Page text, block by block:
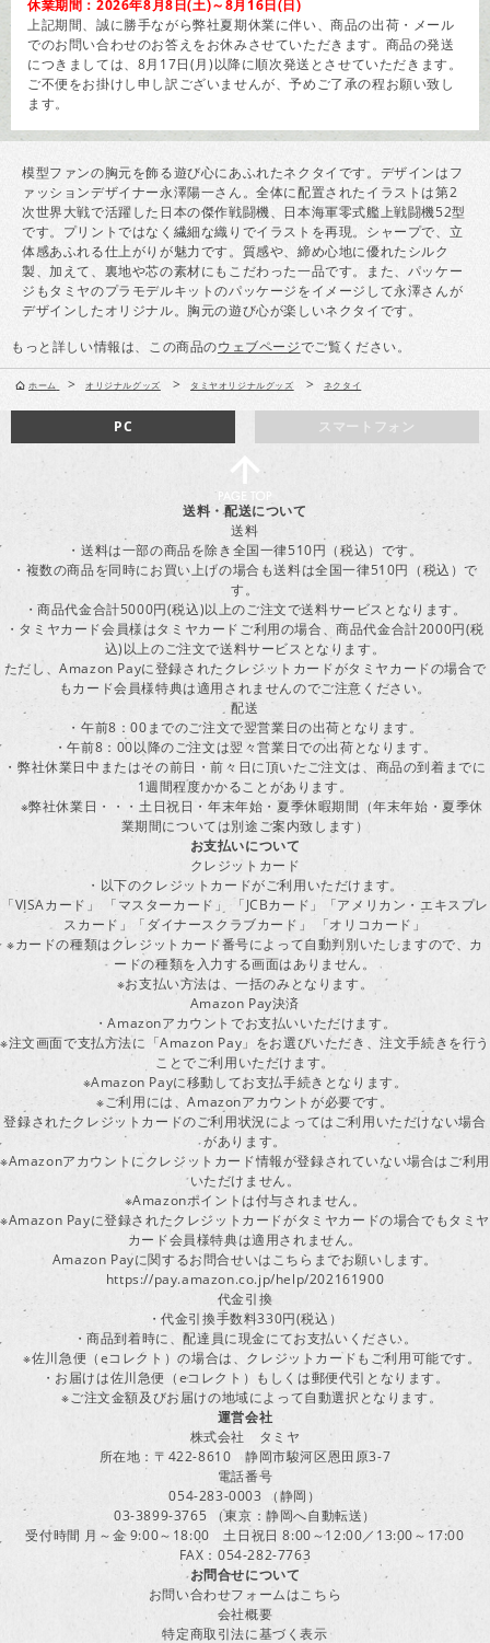
休業期間：2026年8月8日(土)～8月16日(日)
上記期間、誠に勝手ながら弊社夏期休業に伴い、商品の出荷・メール
でのお問い合わせのお答えをお休みさせていただきます。商品の発送
につきましては、8月17日(月)以降に順次発送とさせていただきます。
ご不便をお掛けし申し訳ございませんが、予めご了承の程お願い致し
ます。
模型ファンの胸元を飾る遊び心にあふれたネクタイです。デザインはフ
ァッションデザイナー永澤陽一さん。全体に配置されたイラストは第2
次世界大戦で活躍した日本の傑作戦闘機、日本海軍零式艦上戦闘機52型
です。プリントではなく繊細な織りでイラストを再現。シャープで、立
体感あふれる仕上がりが魅力です。質感や、締め心地に優れたシルク
製、加えて、裏地や芯の素材にもこだわった一品です。また、パッケー
ジもタミヤのプラモデルキットのパッケージをイメージして永澤さんが
デザインしたオリジナル。胸元の遊び心が楽しいネクタイです。
もっと詳しい情報は、この商品のウェブページでご覧ください。
ホーム > オリジナルグッズ > タミヤオリジナルグッズ > ネクタイ
スマートフォン
PC
送料・配送について
送料
・送料は一部の商品を除き全国一律510円（税込）です。
・複数の商品を同時にお買い上げの場合も送料は全国一律510円（税込）で
す。
・商品代金合計5000円(税込)以上のご注文で送料サービスとなります。
・タミヤカード会員様はタミヤカードご利用の場合、商品代金合計2000円(税
込)以上のご注文で送料サービスとなります。
ただし、Amazon Payに登録されたクレジットカードがタミヤカードの場合で
もカード会員様特典は適用されませんのでご注意ください。
配送
・午前8：00までのご注文で翌営業日の出荷となります。
・午前8：00以降のご注文は翌々営業日での出荷となります。
・弊社休業日中またはその前日・前々日に頂いたご注文は、商品の到着までに
1週間程度かかることがあります。
※弊社休業日・・・土日祝日・年末年始・夏季休暇期間（年末年始・夏季休
業期間については別途ご案内致します）
お支払いについて
クレジットカード
・以下のクレジットカードがご利用いただけます。
「VISAカード」 「マスターカード」 「JCBカード」「アメリカン・エキスプレ
スカード」「ダイナースクラブカード」 「オリコカード」
※カードの種類はクレジットカード番号によって自動判別いたしますので、カ
ードの種類を入力する画面はありません。
※お支払い方法は、一括のみとなります。
Amazon Pay決済
・Amazonアカウントでお支払いいただけます。
※注文画面で支払方法に「Amazon Pay」をお選びいただき、注文手続きを行う
ことでご利用いただけます。
※Amazon Payに移動してお支払手続きとなります。
※ご利用には、Amazonアカウントが必要です。
登録されたクレジットカードのご利用状況によってはご利用いただけない場合
があります。
※Amazonアカウントにクレジットカード情報が登録されていない場合はご利用
いただけません。
※Amazonポイントは付与されません。
※Amazon Payに登録されたクレジットカードがタミヤカードの場合でもタミヤ
カード会員様特典は適用されません。
Amazon Payに関するお問合せいはこちらまでお願いします。
https://pay.amazon.co.jp/help/202161900
代金引換
・代金引換手数料330円(税込）
・商品到着時に、配達員に現金にてお支払いください。
※佐川急便（eコレクト）の場合は、クレジットカードもご利用可能です。
・お届けは佐川急便（eコレクト）もしくは郵便代引となります。
※ご注文金額及びお届けの地域によって自動選択となります。
運営会社
株式会社 タミヤ
所在地：〒422-8610 静岡市駿河区恩田原3-7
電話番号
054-283-0003 （静岡）
03-3899-3765 （東京：静岡へ自動転送）
受付時間 月～金 9:00～18:00 土日祝日 8:00～12:00／13:00～17:00
FAX：054-282-7763
お問合せについて
お問い合わせフォームはこちら
会社概要
特定商取引法に基づく表示